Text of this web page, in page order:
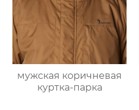
мужская коричневая
куртка-парка